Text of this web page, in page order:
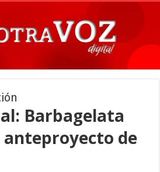
Barbagelata
anteproyecto de